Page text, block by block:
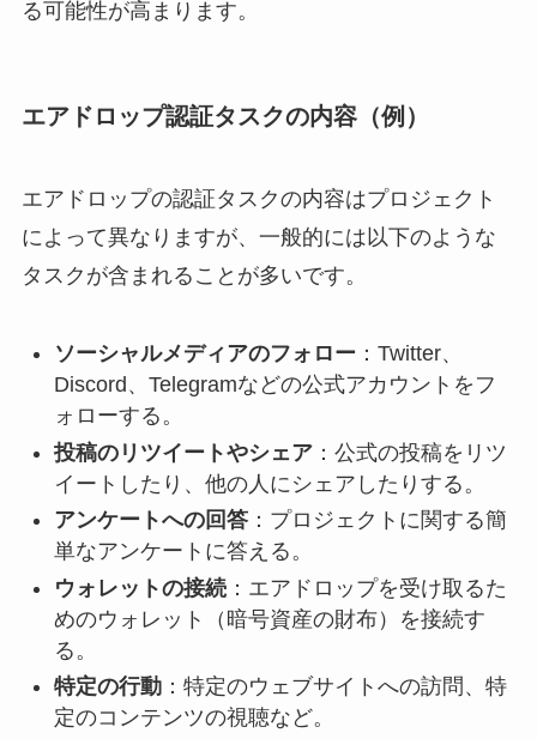
る可能性が高まります。
エアドロップ認証タスクの内容（例）
エアドロップの認証タスクの内容はプロジェクト
によって異なりますが、一般的には以下のような
タスクが含まれることが多いです。
ソーシャルメディアのフォロー ：Twitter、
Discord、Telegramなどの公式アカウントをフ
ォローする。
投稿のリツイートやシェア：公式の投稿をリツ
イートしたり、他の人にシェアしたりする。
アンケートへの回答：プロジェクトに関する簡
単なアンケートに答える。
ウォレットの接続：エアドロップを受け取るた
めのウォレット（暗号資産の財布）を接続す
る。
特定の行動：特定のウェブサイトへの訪問、特
定のコンテンツの視聴など。